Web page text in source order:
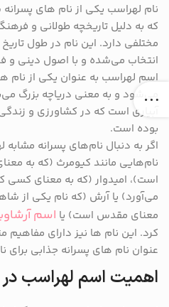
نام لهراسب یکی از نام‌ های
که به دلیل تاریخچه طولانی و
مختلفی دارد. این نام در طول
انتخاب می‌شده و با اصول دینی و
اسم لهراسب به عنوان یکی از نام
می‌شود و به معنی دریاچه بزرگ
آبیاری است که در کشاورزی و
بوده است.
اگر به دنبال نام‌های پسرانه
نام‌هایی مانند کیومرث (که به
است)، امیدوار (که به معنای کسی
می‌آورد) یا آرش (که نام یکی از
معنای مقدس است) یا اسم
کرد. این نام‌ ها نیز دارای
عنوان نام ‌های پسرانه جذابی برای
اهمیت اسم لهراسب در